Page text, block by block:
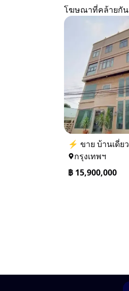
โฆษณาที่คล้ายกัน
กรุงเทพฯ
฿ 15,900,000